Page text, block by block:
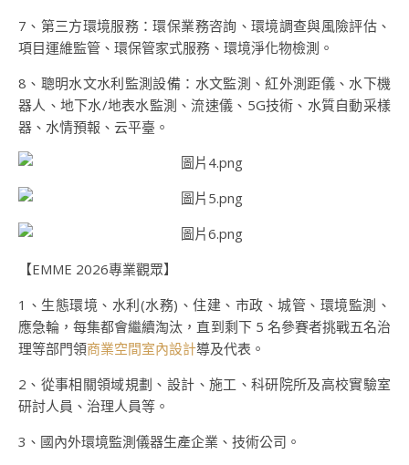
7、第三方環境服務：環保業務咨詢、環境調查與風險評估、
項目運維監管、環保管家式服務、環境淨化物檢測。
8、聰明水文水利監測設備：水文監測、紅外測距儀、水下機
器人、地下水/地表水監測、流速儀、5G技術、水質自動采樣
器、水情預報、云平臺。
【EMME 2026專業觀眾】
1、生態環境、水利(水務)、住建、市政、城管、環境監測、
應急輪，每集都會繼續淘汰，直到剩下 5 名參賽者挑戰五名治
理等部門領商業空間室內設計導及代表。
2、從事相關領域規劃、設計、施工、科研院所及高校實驗室
研討人員、治理人員等。
3、國內外環境監測儀器生產企業、技術公司。